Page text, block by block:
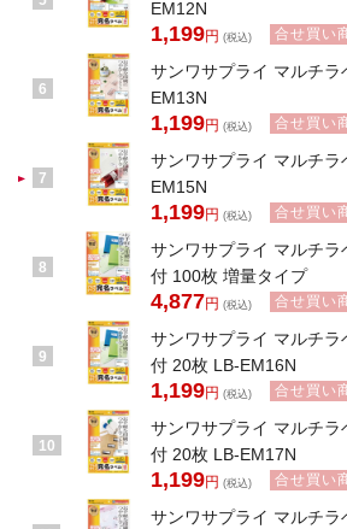
EM12N
1,199円 (税込) 合せ買い
6
サンワサプライ マルチ
EM13N
1,199円 (税込) 合せ買い
7
サンワサプライ マルチ
EM15N
1,199円 (税込) 合せ買い
8
サンワサプライ マルチラ
付 100枚 増量タイプ
4,877円 (税込) 合せ買い
9
サンワサプライ マルチラ
付 20枚 LB-EM16N
1,199円 (税込) 合せ買い
10
サンワサプライ マルチラ
付 20枚 LB-EM17N
1,199円 (税込) 合せ買い
サンワサプライ マルチラ